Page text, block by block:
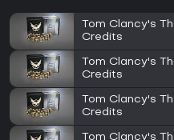
Tom Clancy's
Credits
Tom Clancy's
Credits
Tom Clancy's
Credits
Tom Clancy's